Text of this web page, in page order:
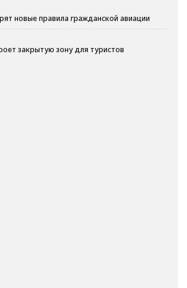
новые правила гражданской авиации
закрытую зону для туристов